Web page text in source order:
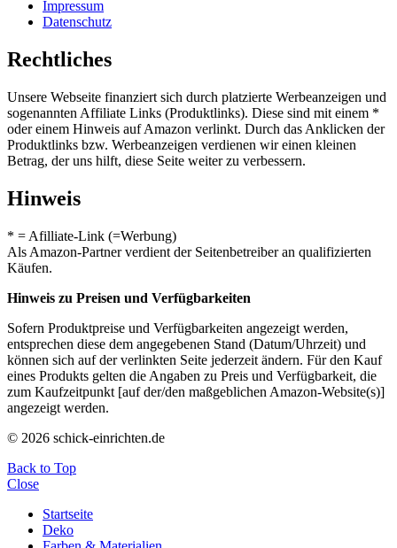
Impressum
Datenschutz
Rechtliches
Unsere Webseite finanziert sich durch platzierte Werbeanzeigen und
sogenannten Affiliate Links (Produktlinks). Diese sind mit einem *
oder einem Hinweis auf Amazon verlinkt. Durch das Anklicken der
Produktlinks bzw. Werbeanzeigen verdienen wir einen kleinen
Betrag, der uns hilft, diese Seite weiter zu verbessern.
Hinweis
* = Afilliate-Link (=Werbung)
Als Amazon-Partner verdient der Seitenbetreiber an qualifizierten
Käufen.
Hinweis zu Preisen und Verfügbarkeiten
Sofern Produktpreise und Verfügbarkeiten angezeigt werden,
entsprechen diese dem angegebenen Stand (Datum/Uhrzeit) und
können sich auf der verlinkten Seite jederzeit ändern. Für den Kauf
eines Produkts gelten die Angaben zu Preis und Verfügbarkeit, die
zum Kaufzeitpunkt [auf der/den maßgeblichen Amazon-Website(s)]
angezeigt werden.
© 2026 schick-einrichten.de
Back to Top
Close
Startseite
Deko